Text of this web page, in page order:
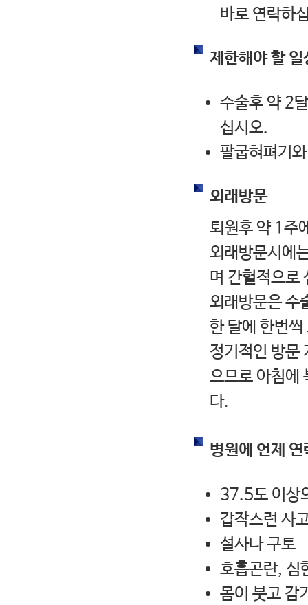
바로 연락하
제한해야 할 일
수술후 약 2
십시오.
팔굽혀펴기
외래방문
퇴원후 약 1주
외래방문시에
며 간헐적으로
외래방문은 수
한 달에 한번
정기적인 방문
으므로 아침에
다.
병원에 언제
37.5도 이상
갑작스런 사
설사나 구토
호흡곤란, 심
몸이 붓고 감